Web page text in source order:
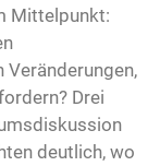
Mittelpunkt:
Drei
deutlich, wo